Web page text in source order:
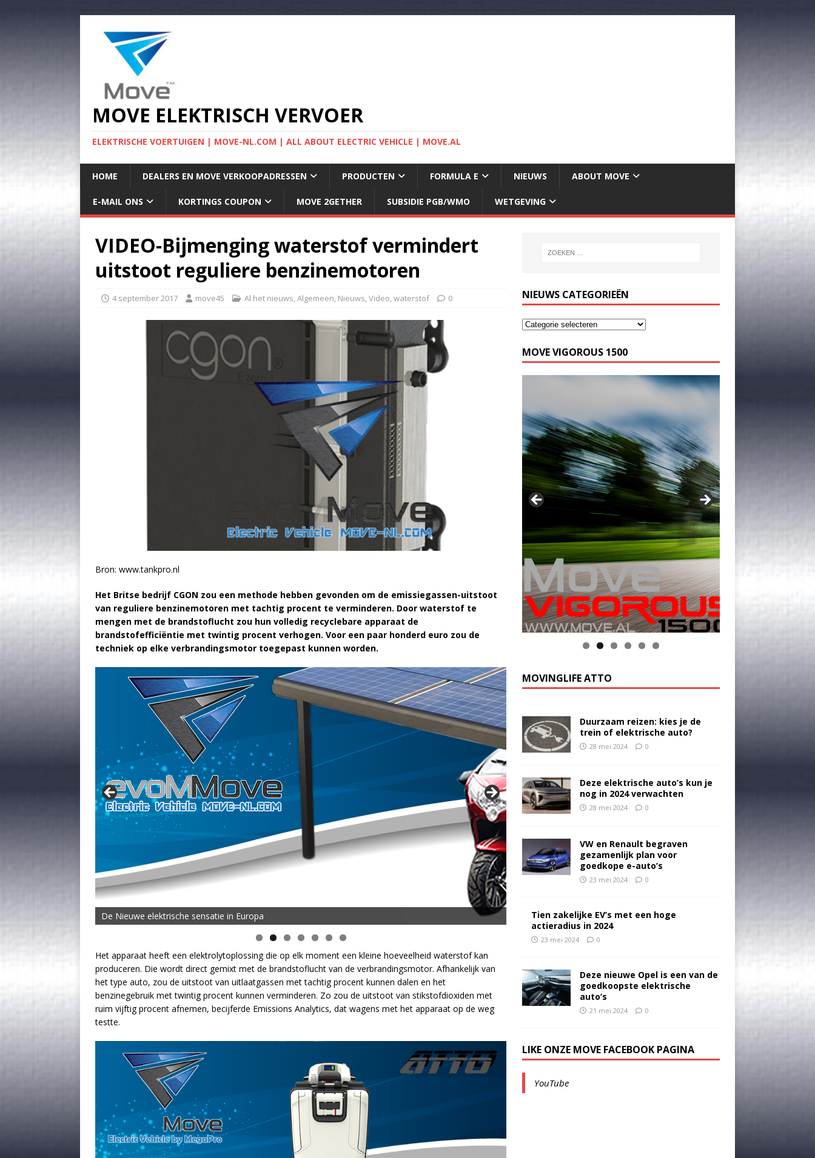
MOVE ELEKTRISCH VERVOER
ELEKTRISCHE VOERTUIGEN | MOVE-NL.COM | ALL ABOUT ELECTRIC VEHICLE | MOVE.AL
HOME DEALERS EN MOVE VERKOOPADRESSEN PRODUCTEN FORMULA E NIEUWS ABOUT MOVE
E-MAIL ONS KORTINGS COUPON MOVE 2GETHER SUBSIDIE PGB/WMO WETGEVING
VIDEO-Bijmenging waterstof vermindert
uitstoot reguliere benzinemotoren
4 september 2017 move45 Al het nieuws,Algemeen, Nieuws,Video,waterstof 0
Bron: www.tankpro.nl
Het Britse bedrijf CGON zou een methode hebben gevonden om de emissiegassen-uitstoot
van reguliere benzinemotoren met tachtig procent te verminderen. Door waterstof te
mengen met de brandstoflucht zou hun volledig recyclebare apparaat de
brandstofefficiëntie met twintig procent verhogen. Voor een paar honderd euro zou de
techniek op elke verbrandingsmotor toegepast kunnen worden.
De Nieuwe elektrische sensatie in Europa
De MOVE Vigorous 1500 Highline | 45 km Topsnelheid en 50 km Actieradius
Het apparaat heeft een elektrolytoplossing die op elk moment een kleine hoeveelheid waterstof kan
produceren. Die wordt direct gemixt met de brandstoflucht van de verbrandingsmotor. Afhankelijk van
het type auto, zou de uitstoot van uitlaatgassen met tachtig procent kunnen dalen en het
benzinegebruik met twintig procent kunnen verminderen. Zo zou de uitstoot van stikstofdioxiden met
ruim vijftig procent afnemen, becijferde Emissions Analytics, dat wagens met het apparaat op de weg
testte.
NIEUWS CATEGORIEËN
MOVE VIGOROUS 1500
Klik op de foto voor meer informatie
MOVINGLIFE ATTO
Duurzaam reizen: kies je de
trein of elektrische auto?
28 mei 2024 0
Deze elektrische auto’s kun je
nog in 2024 verwachten
28 mei 2024 0
VW en Renault begraven
gezamenlijk plan voor
goedkope e-auto’s
23 mei 2024 0
Tien zakelijke EV’s met een hoge
actieradius in 2024
23 mei 2024 0
Deze nieuwe Opel is een van de
goedkoopste elektrische
auto’s
21 mei 2024 0
LIKE ONZE MOVE FACEBOOK PAGINA
YouTube